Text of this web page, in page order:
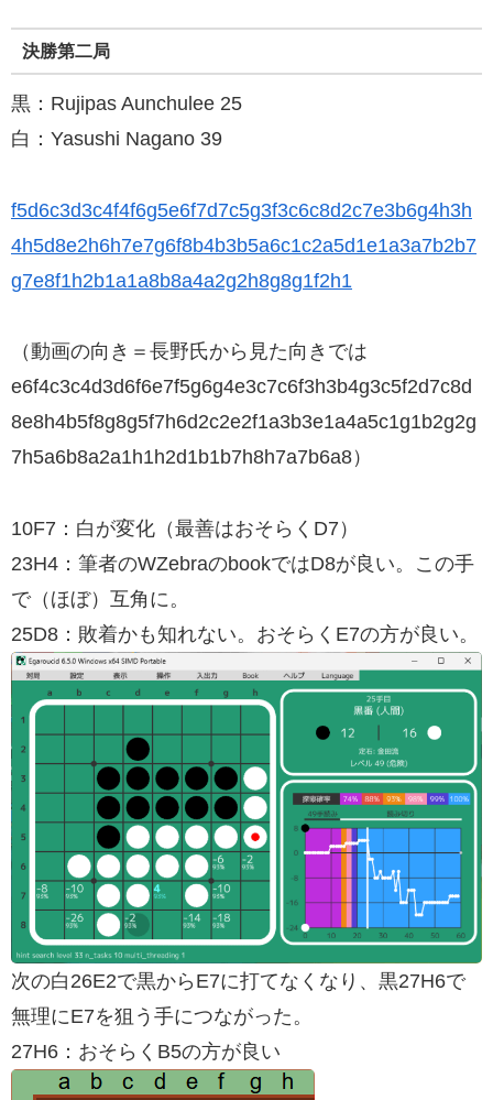
決勝第二局
黒：Rujipas Aunchulee 25
白：Yasushi Nagano 39
f5d6c3d3c4f4f6g5e6f7d7c5g3f3c6c8d2c7e3b6g4h3h
4h5d8e2h6h7e7g6f8b4b3b5a6c1c2a5d1e1a3a7b2b7
g7e8f1h2b1a1a8b8a4a2g2h8g8g1f2h1
（動画の向き＝長野氏から見た向きでは
e6f4c3c4d3d6f6e7f5g6g4e3c7c6f3h3b4g3c5f2d7c8d
8e8h4b5f8g8g5f7h6d2c2e2f1a3b3e1a4a5c1g1b2g2g
7h5a6b8a2a1h1h2d1b1b7h8h7a7b6a8）
10F7：白が変化（最善はおそらくD7）
23H4：筆者のWZebraのbookではD8が良い。この手
で（ほぼ）互角に。
25D8：敗着かも知れない。おそらくE7の方が良い。
次の白26E2で黒からE7に打てなくなり、黒27H6で
無理にE7を狙う手につながった。
27H6：おそらくB5の方が良い